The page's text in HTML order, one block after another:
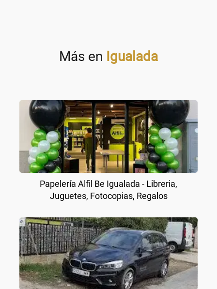
Más en Igualada
Papelería Alfil Be Igualada - Libreria,
Juguetes, Fotocopias, Regalos